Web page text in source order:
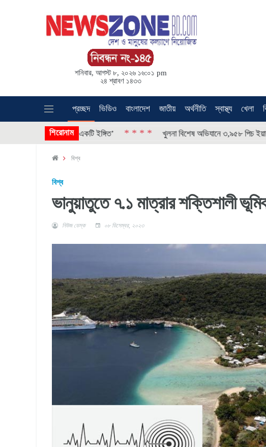
শনিবার, আগস্ট ৮, ২০২৬ ১৬:০১ pm
২৪ শ্রাবণ ১৪৩৩
প্রচ্ছদ ভিডিও বাংলাদেশ জাতীয় অর্থনীতি স্বাস্থ্য খেলা
শিরোনাম
হারানোরই একটি ইঙ্গিত’ * * * * খুলনা বিশেষ অভিযানে ৩,৯৫৮ পিচ ইয়াবা
বিশ্ব
বিশ্ব
ভানুয়াতুতে ৭.১ মাত্রার শক্তিশালী
নিউজ ডেস্ক ০৮ ডিসেম্বর, ২০২৩